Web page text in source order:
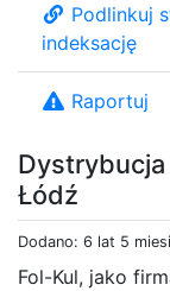
Łódź
Dodano: 6 lat 5
Fol-Kul, jako
Podlinkuj
indeksację
Raportuj